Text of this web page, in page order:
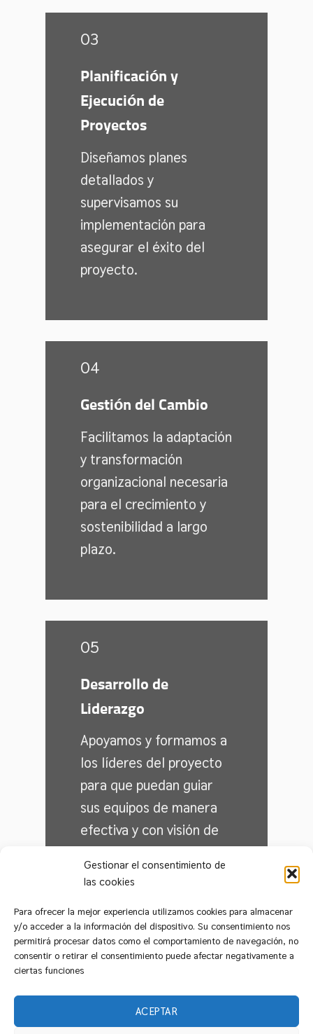
Gestionar el consentimiento de
las cookies
Para ofrecer la mejor experiencia utilizamos cookies para almacenar
y/o acceder a la información del dispositivo. Su consentimiento nos
permitirá procesar datos como el comportamiento de navegación, no
consentir o retirar el consentimiento puede afectar negativamente a
ciertas funciones
ACEPTAR
03
Planificación y
Ejecución de
Proyectos
Diseñamos planes
detallados y
supervisamos su
implementación para
asegurar el éxito del
proyecto.
04
Gestión del Cambio
Facilitamos la adaptación
y transformación
organizacional necesaria
para el crecimiento y
sostenibilidad a largo
plazo.
05
Desarrollo de
Liderazgo
Apoyamos y formamos a
los líderes del proyecto
para que puedan guiar
sus equipos de manera
efectiva y con visión de